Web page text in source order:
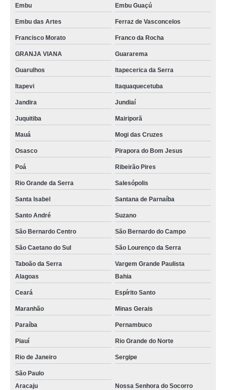
Embu Embu Guaçú
Embu das Artes Ferraz de Vasconcelos
Francisco Morato Franco da Rocha
GRANJA VIANA Guararema
Guarulhos Itapecerica da Serra
Itapevi Itaquaquecetuba
Jandira Jundiaí
Juquitiba Mairiporã
Mauá Mogi das Cruzes
Osasco Pirapora do Bom Jesus
Poá Ribeirão Pires
Rio Grande da Serra Salesópolis
Santa Isabel Santana de Parnaíba
Santo André Suzano
São Bernardo Centro São Bernardo do Campo
São Caetano do Sul São Lourenço da Serra
Taboão da Serra
Vargem Grande Paulista
Alagoas
Bahia
Ceará Espírito Santo
Maranhão Minas Gerais
Paraíba Pernambuco
Piauí Rio Grande do Norte
Rio de Janeiro Sergipe
São Paulo
Aracaju
Nossa Senhora do Socorro